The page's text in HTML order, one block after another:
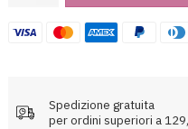
quantità
Spedizione gratuita
per ordini superiori a